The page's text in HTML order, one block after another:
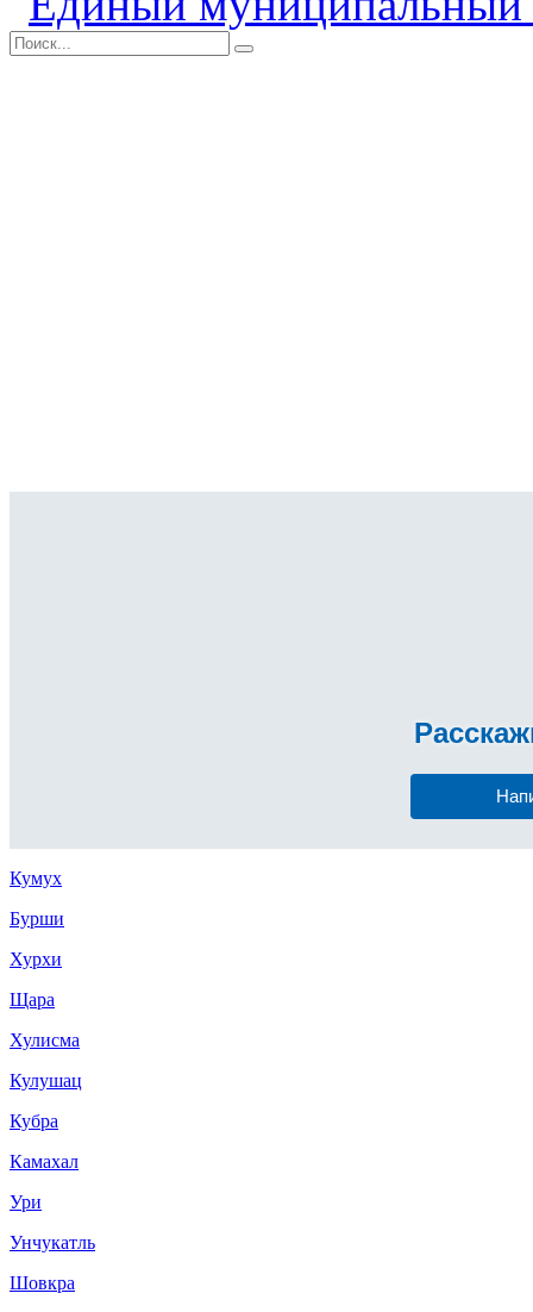
Кумух
Бурши
Хурхи
Щара
Хулисма
Кулушац
Кубра
Камахал
Ури
Унчукатль
Шовкра